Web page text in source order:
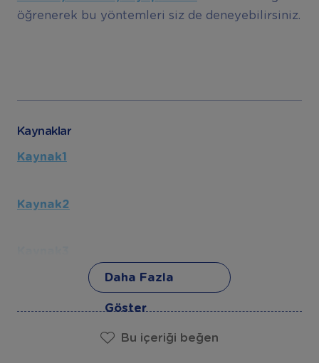
öğrenerek bu yöntemleri siz de deneyebilirsiniz.
Kaynaklar
Kaynak1
Kaynak2
Daha Fazla
Göster
Bu içeriği beğen